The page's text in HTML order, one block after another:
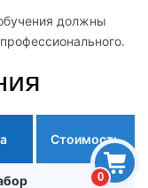
0
должны
Стоимость